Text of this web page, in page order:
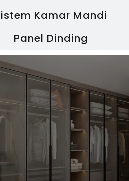
Kamar Mandi
Panel Dinding